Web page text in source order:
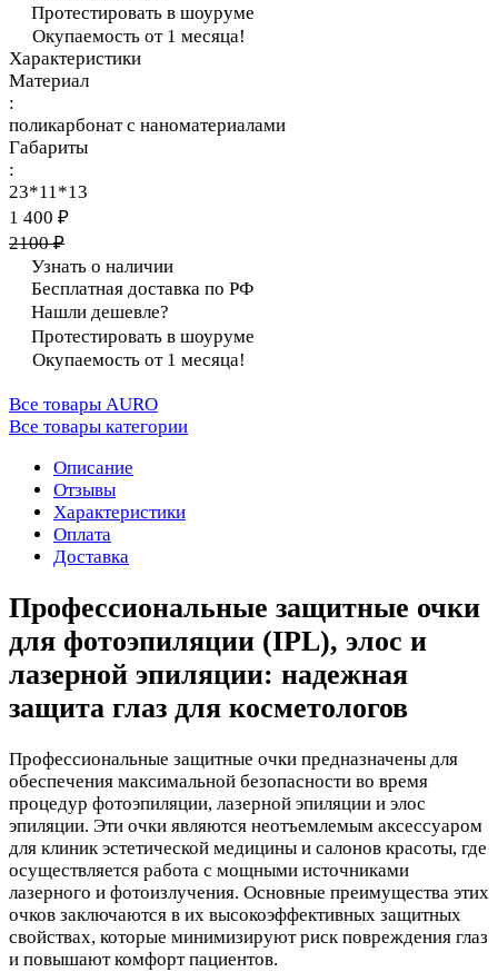
Протестировать в шоуруме
Окупаемость от 1 месяца!
Характеристики
Материал
:
поликарбонат с наноматериалами
Габариты
:
23*11*13
1 400 ₽
2100 ₽
Узнать о наличии
Бесплатная доставка по РФ
Нашли дешевле?
Протестировать в шоуруме
Окупаемость от 1 месяца!
Все товары AURO
Все товары категории
Описание
Отзывы
Характеристики
Оплата
Доставка
Профессиональные защитные очки
для фотоэпиляции (IPL), элос и
лазерной эпиляции: надежная
защита глаз для косметологов
Профессиональные защитные очки предназначены для
обеспечения максимальной безопасности во время
процедур фотоэпиляции, лазерной эпиляции и элос
эпиляции. Эти очки являются неотъемлемым аксессуаром
для клиник эстетической медицины и салонов красоты, где
осуществляется работа с мощными источниками
лазерного и фотоизлучения. Основные преимущества этих
очков заключаются в их высокоэффективных защитных
свойствах, которые минимизируют риск повреждения глаз
и повышают комфорт пациентов.